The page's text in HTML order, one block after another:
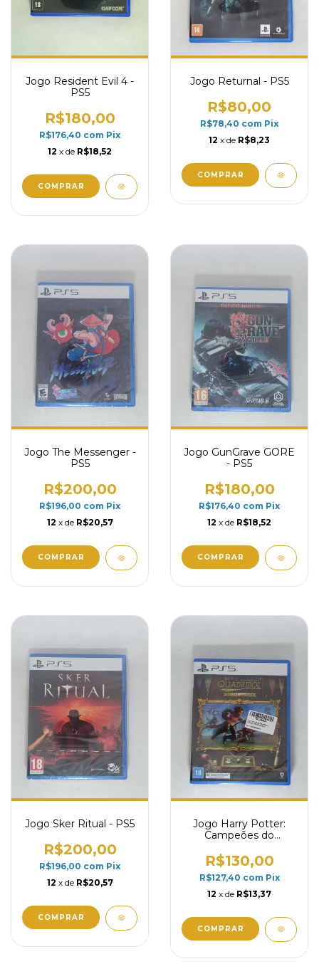
Jogo Resident Evil 4 -
PS5
R$180,00
R$176,40 com Pix
12 x de R$18,52
Jogo Returnal - PS5
R$80,00
R$78,40 com Pix
12 x de R$8,23
Jogo The Messenger -
PS5
R$200,00
R$196,00 com Pix
12 x de R$20,57
Jogo GunGrave GORE
- PS5
R$180,00
R$176,40 com Pix
12 x de R$18,52
Jogo Sker Ritual - PS5
R$200,00
R$196,00 com Pix
12 x de R$20,57
Jogo Harry Potter:
Campeões do
R$130,00
R$127,40 com Pix
12 x de R$13,37